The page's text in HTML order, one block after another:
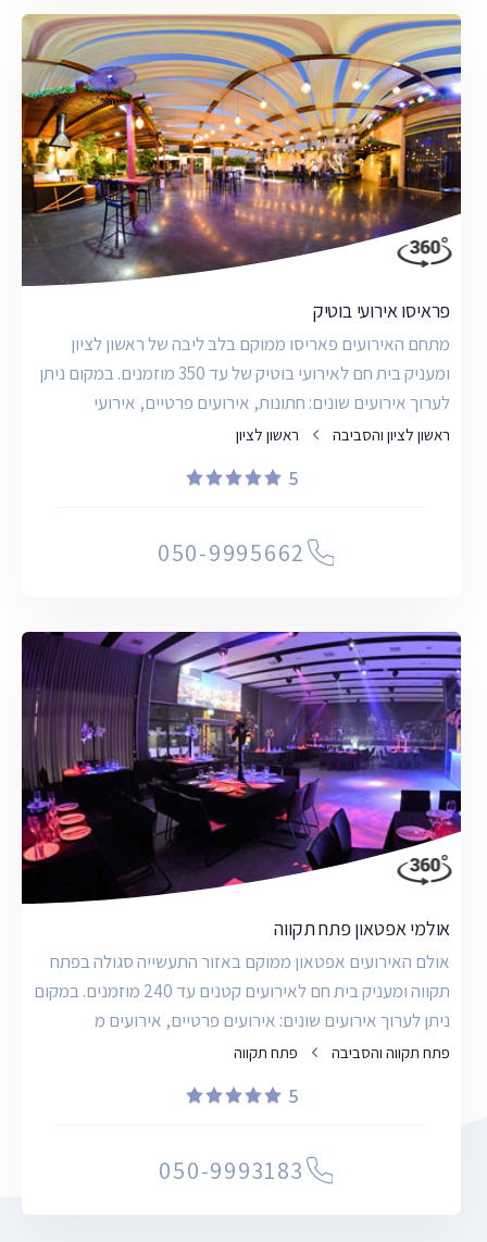
פראיסו אירועי בוטיק
מתחם האירועים פאריסו ממוקם בלב ליבה של ראשון לציון
ומעניק בית חם לאירועי בוטיק של עד 350 מוזמנים. במקום ניתן
לערוך אירועים שונים: חתונות, אירועים פרטיים, אירועי
ראשון לציון והסביבה ראשון לציון
5
050-9995662
אולמי אפטאון פתח תקווה
אולם האירועים אפטאון ממוקם באזור התעשייה סגולה בפתח
תקווה ומעניק בית חם לאירועים קטנים עד 240 מוזמנים. במקום
ניתן לערוך אירועים שונים: אירועים פרטיים, אירועים מ
פתח תקווה והסביבה פתח תקווה
5
050-9993183